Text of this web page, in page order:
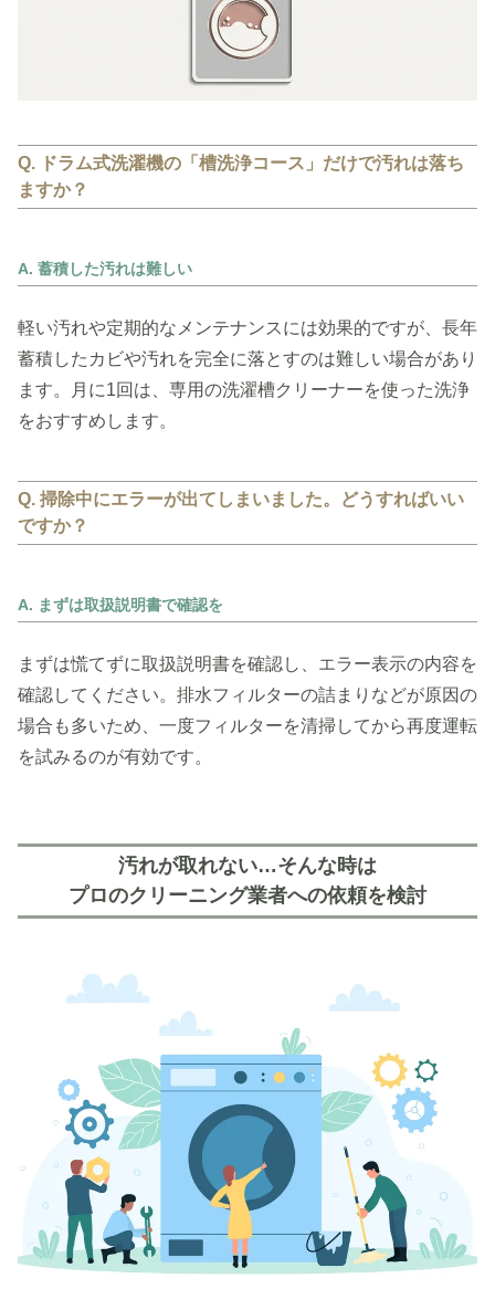
Q. ドラム式洗濯機の「槽洗浄コース」だけで汚れは落ち
ますか？
A. 蓄積した汚れは難しい
軽い汚れや定期的なメンテナンスには効果的ですが、長年
蓄積したカビや汚れを完全に落とすのは難しい場合があり
ます。月に1回は、専用の洗濯槽クリーナーを使った洗浄
をおすすめします。
Q. 掃除中にエラーが出てしまいました。どうすればいい
ですか？
A. まずは取扱説明書で確認を
まずは慌てずに取扱説明書を確認し、エラー表示の内容を
確認してください。排水フィルターの詰まりなどが原因の
場合も多いため、一度フィルターを清掃してから再度運転
を試みるのが有効です。
汚れが取れない…そんな時は
プロのクリーニング業者への依頼を検討